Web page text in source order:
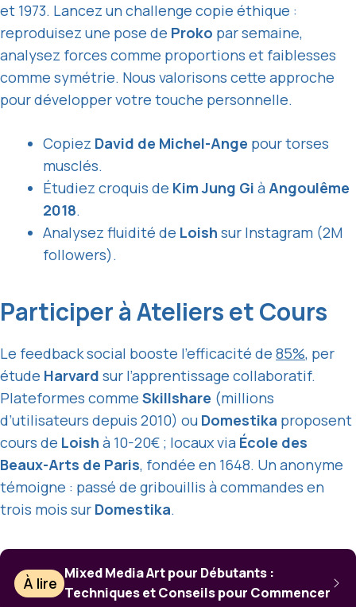
et 1973. Lancez un challenge copie éthique :
reproduisez une pose de Proko par semaine,
analysez forces comme proportions et faiblesses
comme symétrie. Nous valorisons cette approche
pour développer votre touche personnelle.
Copiez David de Michel-Ange pour torses
musclés.
Étudiez croquis de Kim Jung Gi àAngoulême
2018.
Analysez fluidité de Loish sur Instagram (2M
followers).
Participer à Ateliers et Cours
Le feedback social booste l’efficacité de 85%, per
étude Harvard sur l’apprentissage collaboratif.
Plateformes comme Skillshare (millions
d’utilisateurs depuis 2010) ou Domestika proposent
cours de Loish à 10-20€ ; locaux via École des
Beaux-Arts de Paris, fondée en 1648. Un anonyme
témoigne : passé de gribouillis à commandes en
trois mois sur Domestika.
À lire
Mixed Media Art pour Débutants :
Techniques et Conseils pour Commencer